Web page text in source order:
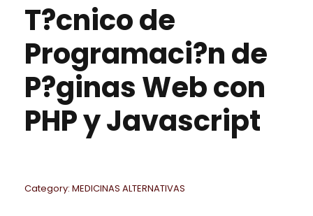
T?cnico de
Programaci?n de
P?ginas Web con
PHP y Javascript
Category: MEDICINAS ALTERNATIVAS